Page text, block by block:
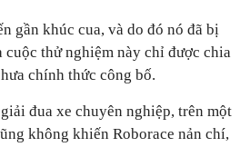
gần khúc cua, và do đó nó đã bị
cuộc thử nghiệm này chỉ được chia
chính thức công bố.
đua xe chuyên nghiệp, trên một
không khiến Roborace nản chí,